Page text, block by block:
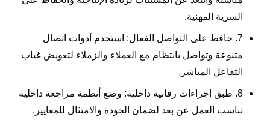
السرية المهنية.
7. حافظ على التواصل الفعال: استخدم أدوات اتصال
متنوعة وتواصل بانتظام مع العملاء والزملاء لتعويض غياب
التفاعل المباشر.
8. طبق إجراءات رقابية داخلية: وضع أنظمة مراجعة داخلية
تناسب العمل عن بعد لضمان الجودة والامتثال للمعايير.